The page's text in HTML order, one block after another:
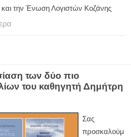
την Ένωση Λογιστών Κοζάνης
των δύο πιο
του καθηγητή Δημήτρη
Σας
προσκαλούμ